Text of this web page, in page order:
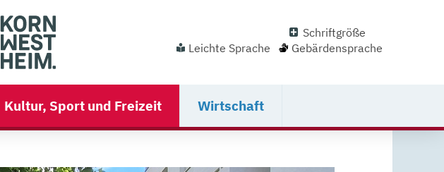
Schriftgröße
Leichte Sprache
Gebärdensprache
Kultur, Sport und Freizeit Wirtschaft